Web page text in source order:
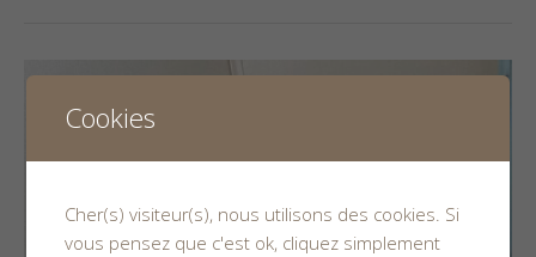
Cookies
Cher(s) visiteur(s), nous utilisons des cookies. Si
vous pensez que c'est ok, cliquez simplement